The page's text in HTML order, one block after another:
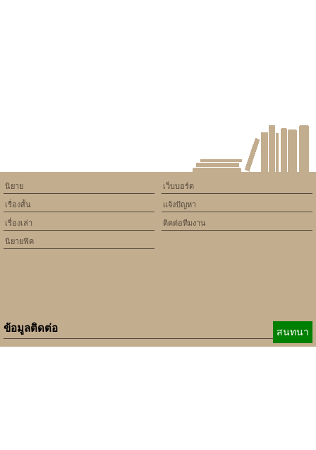
เว็บบอร์ด
แจ้งปัญหา
ติดต่อทีมงาน
นิยาย
เรื่องสั้น
เรื่องเล่า
นิยายฟิค
ข้อมูลติดต่อ สนทนา